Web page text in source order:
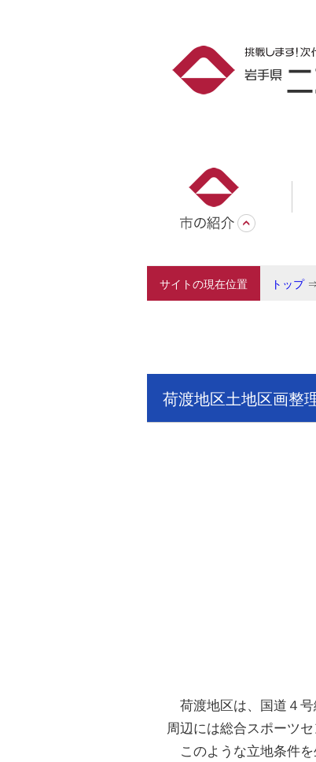
サイトの現在位置 トップ
荷渡地区土地区画整
荷渡地区は、国道４号
周辺には総合スポーツ
このような立地条件を